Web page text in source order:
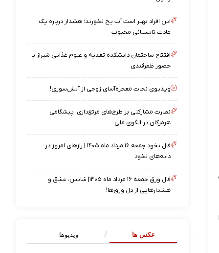
این افراد بهتر است آب یخ نخورند؛ هشدار درباره یک
عادت تابستانی محبوب
افتتاح ساختمان دانشکده تغذیه و علوم غذایی شیراز با
حضور ظفرقندی
ویدیوی نجات معجزه‌آسای زوجی از آتش‌سوزی!
نظارت مشارکتی بر طرح‌های مرتع‌داری؛ پیشگامی
هرمزگان در الگوی ملی
فال نخود جمعه ۱۶ مرداد ماه ۱۴۰۵ | رازهای امروز در
دانه‌های نخود
فال ورق جمعه ۱۶ مرداد ماه ۱۴۰۵| شانس، عشق و
هشدارهایی از دل ورق‌ها!
عکس ها ویدیوها